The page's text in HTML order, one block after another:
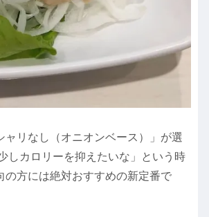
ャリなし（オニオンベース）」が選
しカロリーを抑えたいな」という時
の方には絶対おすすめの新定番で